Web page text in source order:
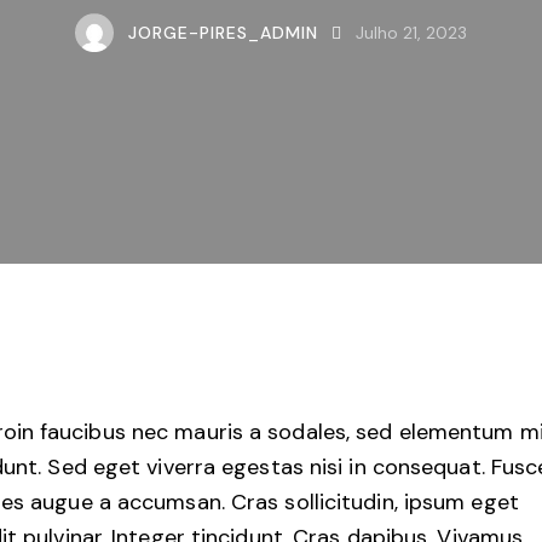
JORGE-PIRES_ADMIN Julho 21, 2023
faucibus nec mauris a sodales, sed elementum
Sed eget viverra egestas nisi in consequat.
augue a accumsan. Cras sollicitudin, ipsum eget